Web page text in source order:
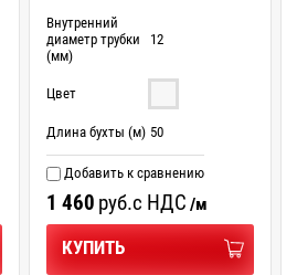
Добавить к сравнению
Внутренний
диаметр трубки
(мм)
12
Цвет
Длина бухты (м) 50
1 460 руб.с НДС /м
КУПИТЬ